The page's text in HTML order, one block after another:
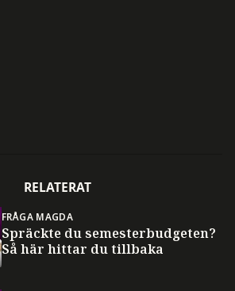
RELATERAT
FRÅGA MAGDA
Spräckte du semesterbudgeten?
Så här hittar du tillbaka